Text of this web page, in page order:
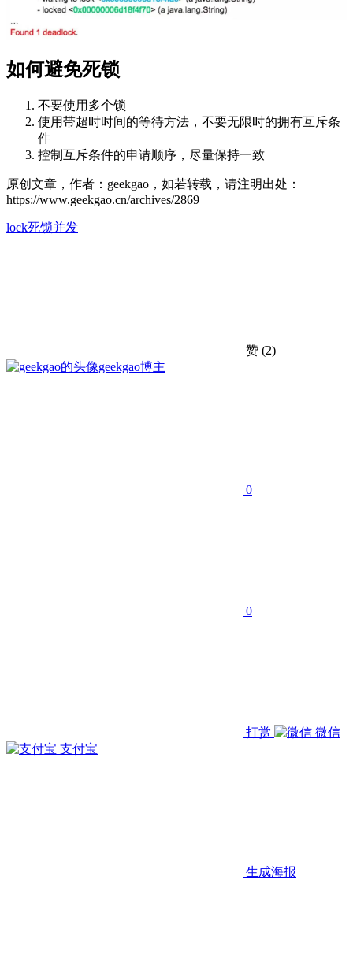
如何避免死锁
不要使用多个锁
使用带超时时间的等待方法，不要无限时的拥有互斥条
件
控制互斥条件的申请顺序，尽量保持一致
原创文章，作者：geekgao，如若转载，请注明出处：
https://www.geekgao.cn/archives/2869
lock死锁并发
赞 (2)
geekgao博主
0
0
打赏
微信
支付宝
生成海报